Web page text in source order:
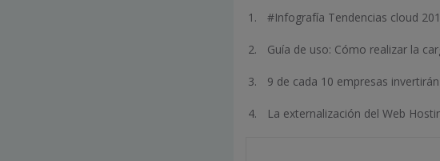
#Infografía Tendencias cloud
Guía de uso: Cómo realizar la
9 de cada 10 empresas
La externalización del Web